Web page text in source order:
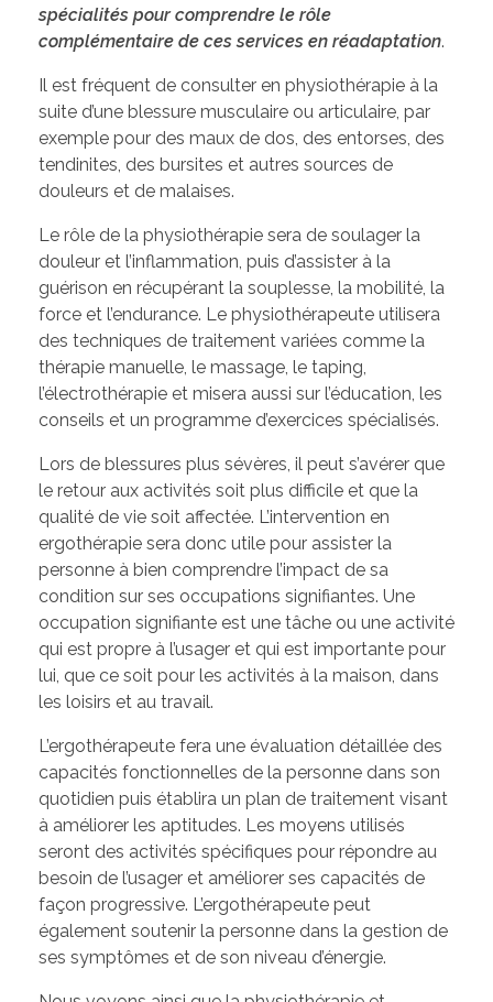
spécialités pour comprendre le rôle
complémentaire de ces services en réadaptation.
Il est fréquent de consulter en physiothérapie à la
suite d’une blessure musculaire ou articulaire, par
exemple pour des maux de dos, des entorses, des
tendinites, des bursites et autres sources de
douleurs et de malaises.
Le rôle de la physiothérapie sera de soulager la
douleur et l’inflammation, puis d’assister à la
guérison en récupérant la souplesse, la mobilité, la
force et l’endurance. Le physiothérapeute utilisera
des techniques de traitement variées comme la
thérapie manuelle, le massage, le taping,
l’électrothérapie et misera aussi sur l’éducation, les
conseils et un programme d’exercices spécialisés.
Lors de blessures plus sévères, il peut s’avérer que
le retour aux activités soit plus difficile et que la
qualité de vie soit affectée. L’intervention en
ergothérapie sera donc utile pour assister la
personne à bien comprendre l’impact de sa
condition sur ses occupations signifiantes. Une
occupation signifiante est une tâche ou une activité
qui est propre à l’usager et qui est importante pour
lui, que ce soit pour les activités à la maison, dans
les loisirs et au travail.
L’ergothérapeute fera une évaluation détaillée des
capacités fonctionnelles de la personne dans son
quotidien puis établira un plan de traitement visant
à améliorer les aptitudes. Les moyens utilisés
seront des activités spécifiques pour répondre au
besoin de l’usager et améliorer ses capacités de
façon progressive. L’ergothérapeute peut
également soutenir la personne dans la gestion de
ses symptômes et de son niveau d’énergie.